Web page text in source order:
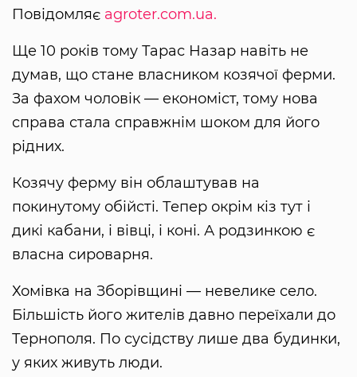
Повідомляє agroter.com.ua.
Ще 10 років тому Тарас Назар навіть не
думав, що стане власником козячої ферми.
За фахом чоловік — економіст, тому нова
справа стала справжнім шоком для його
рідних.
Козячу ферму він облаштував на
покинутому обійсті. Тепер окрім кіз тут і
дикі кабани, і вівці, і коні. А родзинкою є
власна сироварня.
Хомівка на Зборівщині — невелике село.
Більшість його жителів давно переїхали до
Тернополя. По сусідству лише два будинки,
у яких живуть люди.